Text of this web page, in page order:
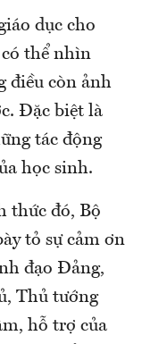
dục cho
thể nhìn
điều còn ảnh
Đặc biệt là
tác động
học sinh.
thức đó, Bộ
tỏ sự cảm ơn
đạo Đảng,
Thủ tướng
hỗ trợ của